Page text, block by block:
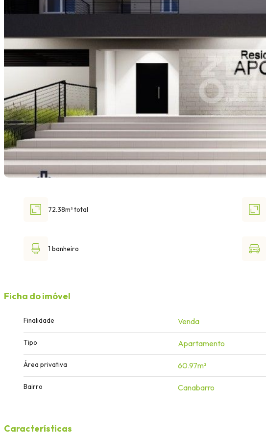
72.38m² total
1 banheiro
Ficha do imóvel
Finalidade Venda
Tipo Apartamento
Área privativa 60.97m²
Bairro Canabarro
Características